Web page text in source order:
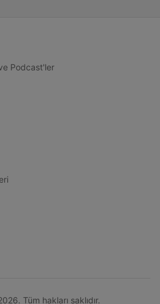
Podcast'ler
Tüm hakları saklıdır.